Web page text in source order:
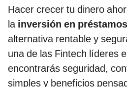
Hacer crecer tu dinero
lainversión en préstamos
alternativa rentable y
una de las Fintech líderes
encontrarás seguridad,
simples y beneficios